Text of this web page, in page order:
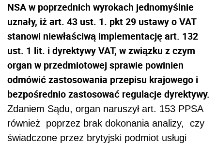
NSA w poprzednich wyrokach jednomyślnie
uznały, iż art. 43 ust. 1. pkt 29 ustawy o VAT
stanowi niewłaściwą implementację art. 132
ust. 1 lit. i dyrektywy VAT, w związku z czym
organ w przedmiotowej sprawie powinien
odmówić zastosowania przepisu krajowego i
bezpośrednio zastosować regulacje dyrektywy.
Zdaniem Sądu, organ naruszył art. 153 PPSA
również poprzez brak dokonania analizy, czy
świadczone przez brytyjski podmiot usługi